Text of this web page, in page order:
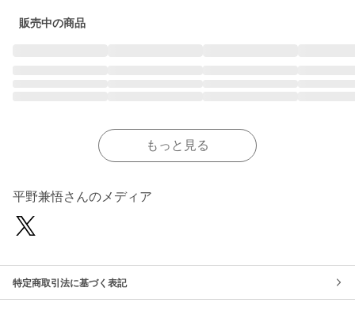
販売中の商品
もっと見る
平野兼悟さんのメディア
特定商取引法に基づく表記